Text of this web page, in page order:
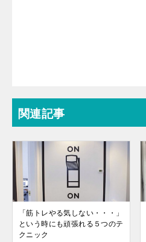
関連記事
「筋トレやる気しない・・・」
という時にも頑張れる５つのテ
クニック